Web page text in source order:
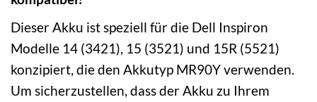
Dieser Akku ist speziell für die Dell Inspiron
Modelle 14 (3421), 15 (3521) und 15R (5521)
konzipiert, die den Akkutyp MR90Y verwenden.
Um sicherzustellen, dass der Akku zu Ihrem